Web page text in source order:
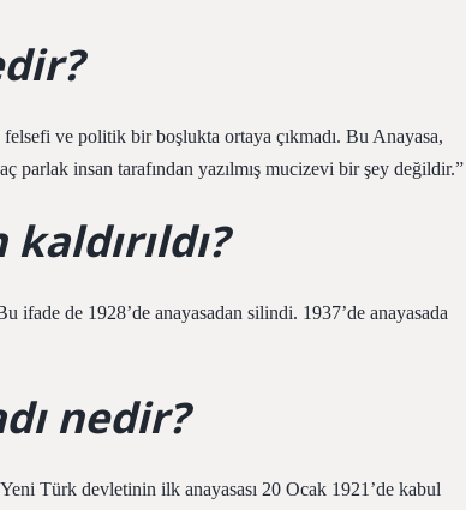
ve politik bir boşlukta ortaya çıkmadı. Bu Anayasa,
insan tarafından yazılmış mucizevi bir şey değildir.”
ifade de 1928’de anayasadan silindi. 1937’de anayasada
nedir?
devletinin ilk anayasası 20 Ocak 1921’de kabul